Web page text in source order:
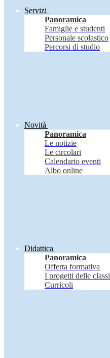
Servizi
Panoramica
Famiglie e studenti
Personale scolastico
Percorsi di studio
Novità
Panoramica
Le notizie
Le circolari
Calendario eventi
Albo online
Didattica
Panoramica
Offerta formativa
I progetti delle classi
Curricoli